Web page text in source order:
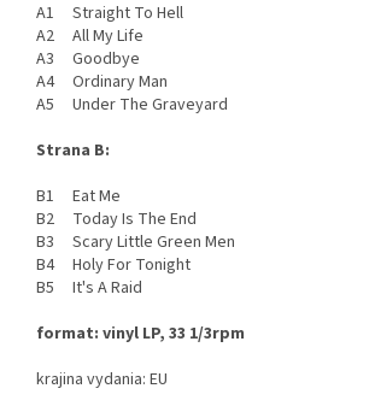
A1 Straight To Hell
A2 All My Life
A3 Goodbye
A4 Ordinary Man
A5 Under The Graveyard
Strana B:
B1 Eat Me
B2 Today Is The End
B3 Scary Little Green Men
B4 Holy For Tonight
B5 It's A Raid
format: vinyl LP, 33 1/3rpm
krajina vydania: EU